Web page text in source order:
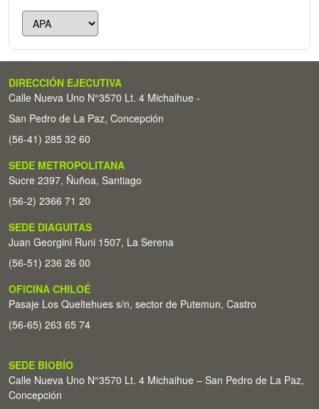
DIRECCIÓN EJECUTIVA
Calle Nueva Uno N°3570 Lt. 4 Michaihue -
San Pedro de La Paz, Concepción
(56-41) 285 32 60
SEDE METROPOLITANA
Sucre 2397, Ñuñoa, Santiago
(56-2) 2366 71 20
SEDE DIAGUITAS
Juan Georgini Runi 1507, La Serena
(56-51) 236 26 00
OFICINA CHILOÉ
Pasaje Los Queltehues s/n, sector de Putemun, Castro
(56-65) 263 65 74
SEDE BIOBÍO
Calle Nueva Uno N°3570 Lt. 4 Michaihue – San Pedro de La Paz,
Concepción